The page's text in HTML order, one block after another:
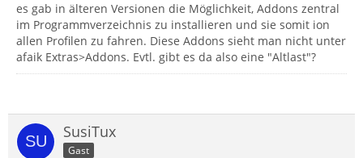
es gab in älteren Versionen die Möglichkeit, Addons zentral
im Programmverzeichnis zu installieren und sie somit ion
allen Profilen zu fahren. Diese Addons sieht man nicht unter
afaik Extras>Addons. Evtl. gibt es da also eine "Altlast"?
SusiTux
Gast